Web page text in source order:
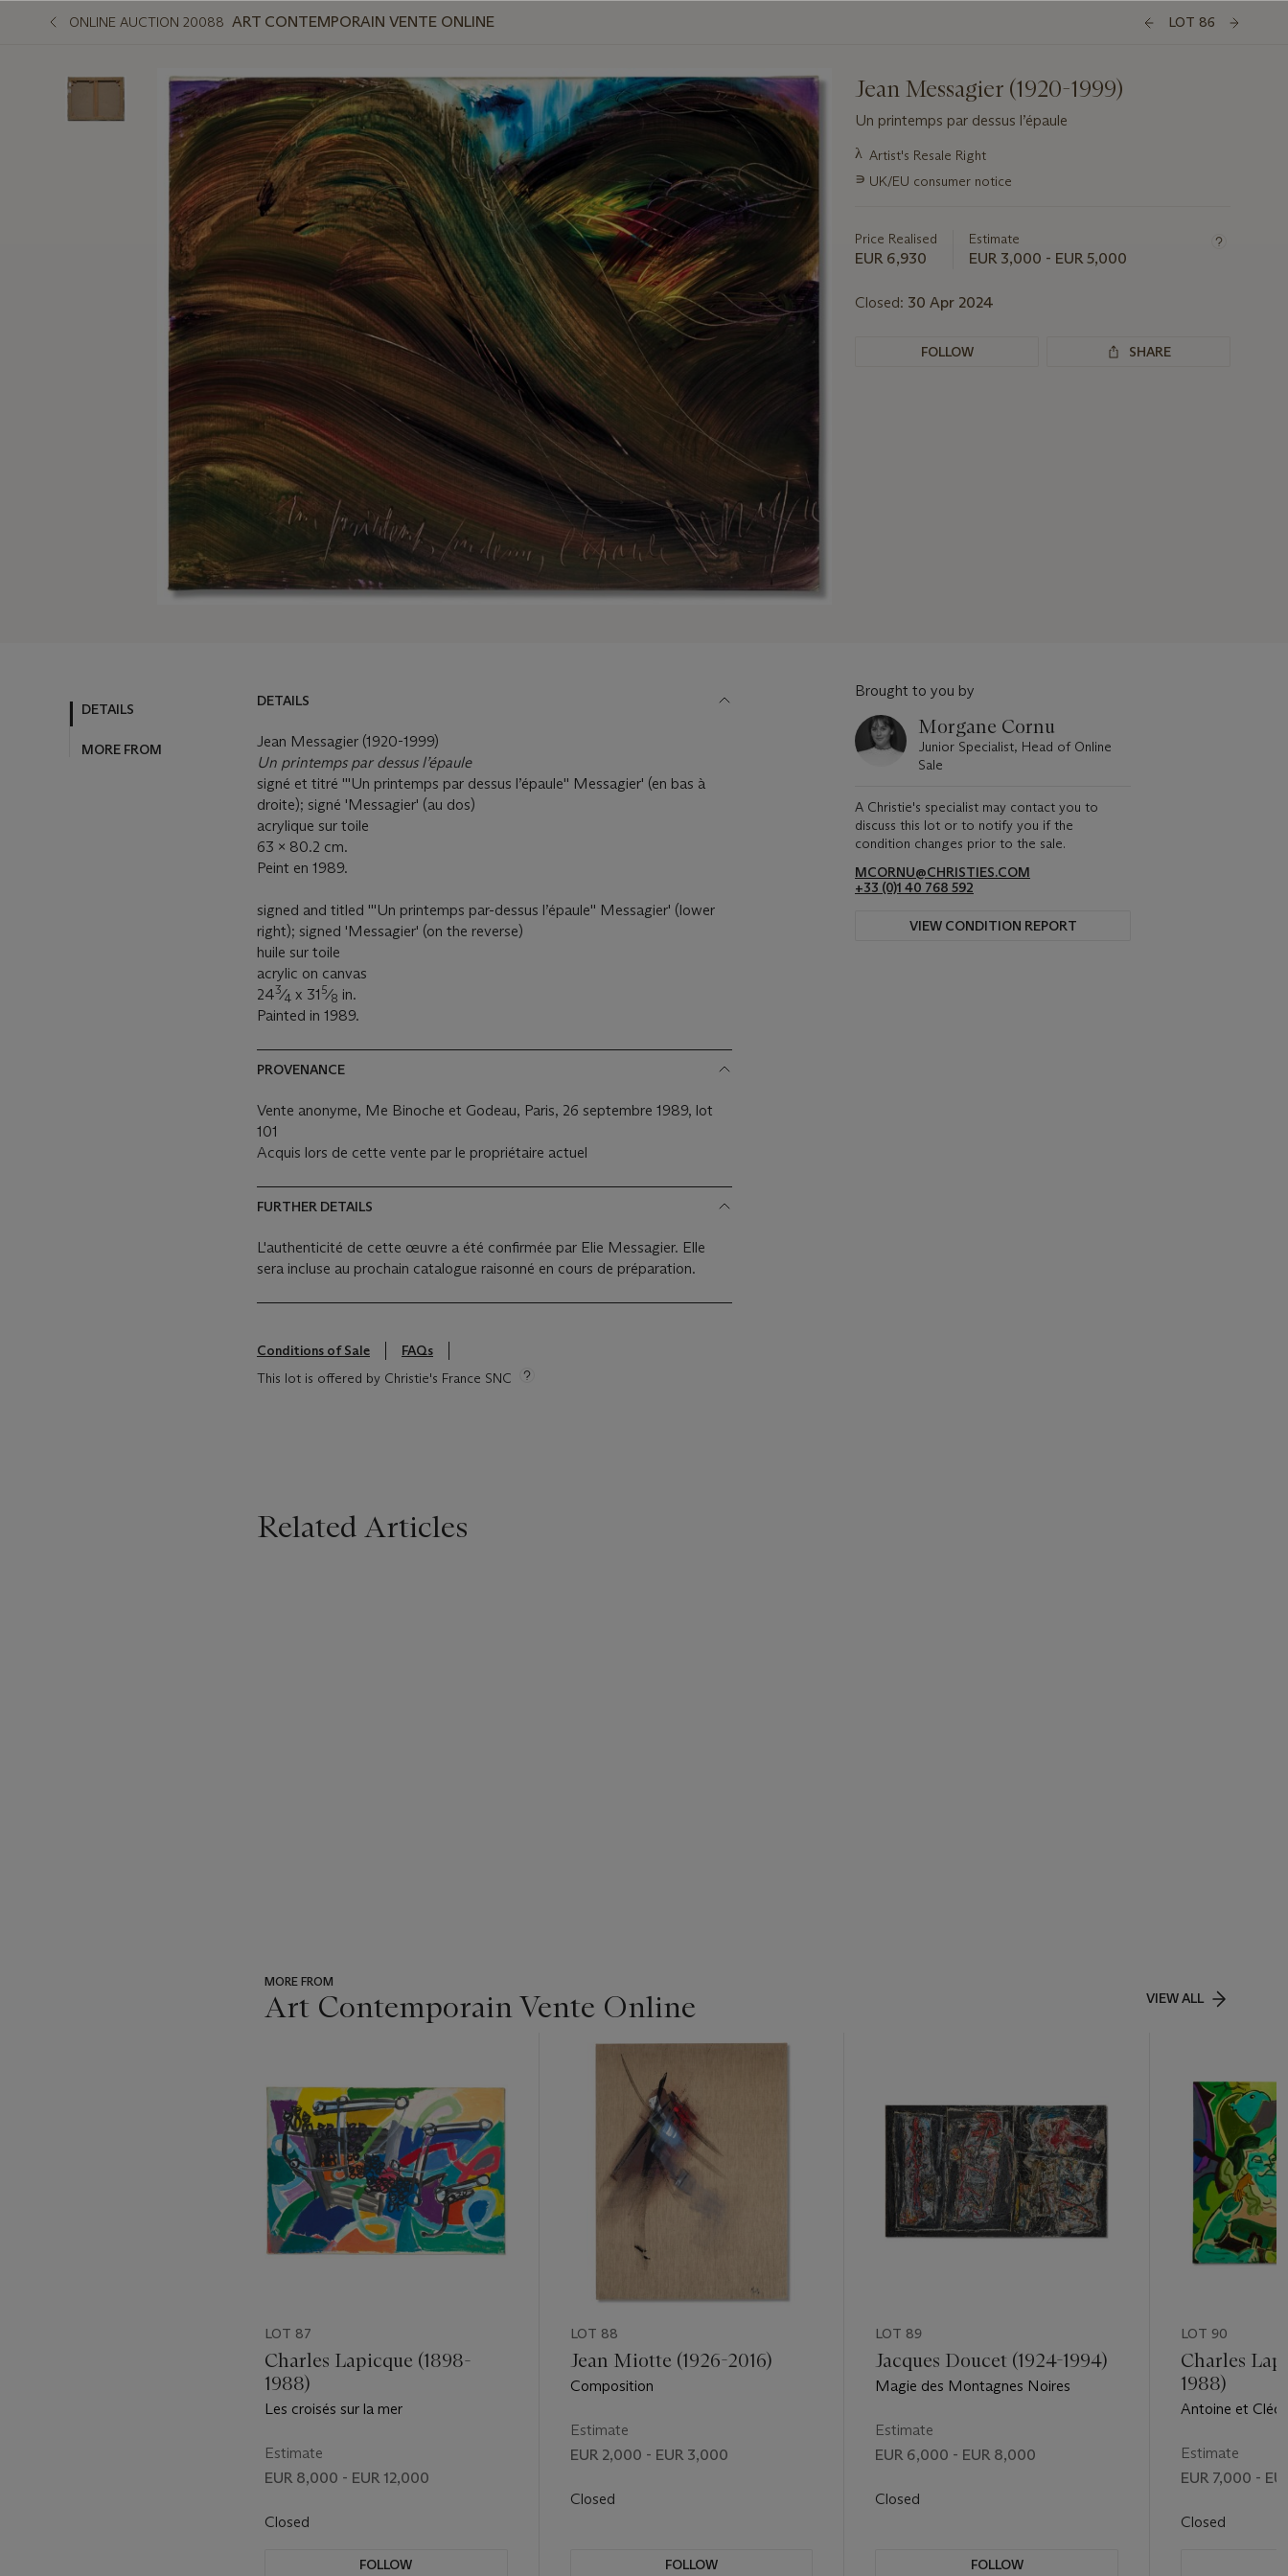
ONLINE AUCTION 20088 ART CONTEMPORAIN VENTE ONLINE LOT 86
Jean Messagier (1920-1999)
Un printemps par dessus l’épaule
Important
about
λ Artist's Resale Right
∍ UK/EU consumer notice
Price Realised
EUR 6,930
Estimate
EUR 3,000 - EUR 5,000
Closed: 30 Apr 2024
FOLLOW SHARE
DETAILS
MORE FROM
DETAILS
Jean Messagier (1920-1999)
Un printemps par dessus l’épaule
signé et titré '''Un printemps par dessus l’épaule'' Messagier' (en bas à
droite); signé 'Messagier' (au dos)
acrylique sur toile
63 x 80.2 cm.
Peint en 1989.
signed and titled '''Un printemps par-dessus l’épaule'' Messagier' (lower
right); signed 'Messagier' (on the reverse)
huile sur toile
acrylic on canvas
243⁄4 x 31 5⁄8 in.
Painted in 1989.
PROVENANCE
Vente anonyme, Me Binoche et Godeau, Paris, 26 septembre 1989, lot
101
Acquis lors de cette vente par le propriétaire actuel
FURTHER DETAILS
L'authenticité de cette œuvre a été confirmée par Elie Messagier. Elle
sera incluse au prochain catalogue raisonné en cours de préparation.
Conditions of Sale
FAQs
This lot is offered by Christie's France SNC
Brought to you by
Morgane Cornu
Junior Specialist, Head of Online
Sale
A Christie's specialist may contact you to
discuss this lot or to notify you if the
condition changes prior to the sale.
MCORNU@CHRISTIES.COM
+33 (0)1 40 768 592
VIEW CONDITION REPORT
Related Articles
MORE FROM
Art Contemporain Vente Online VIEW ALL
LOT 87
Charles Lapicque (1898-
1988)
Les croisés sur la mer
Estimate
EUR 8,000 - EUR 12,000
Closed
FOLLOW
LOT 88
Jean Miotte (1926-2016)
Composition
Estimate
EUR 2,000 - EUR 3,000
Closed
FOLLOW
LOT 89
Jacques Doucet (1924-1994)
Magie des Montagnes Noires
Estimate
EUR 6,000 - EUR 8,000
Closed
FOLLOW
LOT 90
Charles
1988)
Antoine et
Estimate
EUR 7,000 -
Closed